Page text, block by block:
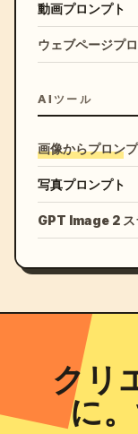
動画プロンプト
ウェブページプ
AIツール
画像からプロン
写真プロンプト
GPT Image 2 ス
クリ
に